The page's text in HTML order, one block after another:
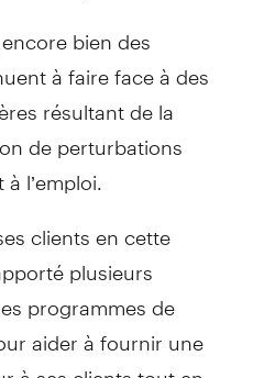
bien des
à faire face à des
résultant de la
de perturbations
l’emploi.
clients en cette
plusieurs
programmes de
aider à fournir une
à ses clients tout en